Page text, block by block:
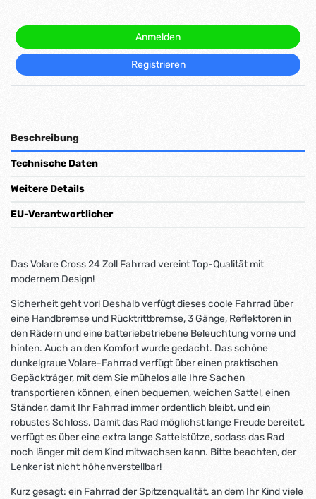
Anmelden
Registrieren
Beschreibung
Technische Daten
Weitere Details
EU-Verantwortlicher
Das Volare Cross 24 Zoll Fahrrad vereint Top-Qualität mit
modernem Design!
Sicherheit geht vor! Deshalb verfügt dieses coole Fahrrad über
eine Handbremse und Rücktrittbremse, 3 Gänge, Reflektoren in
den Rädern und eine batteriebetriebene Beleuchtung vorne und
hinten. Auch an den Komfort wurde gedacht. Das schöne
dunkelgraue Volare-Fahrrad verfügt über einen praktischen
Gepäckträger, mit dem Sie mühelos alle Ihre Sachen
transportieren können, einen bequemen, weichen Sattel, einen
Ständer, damit Ihr Fahrrad immer ordentlich bleibt, und ein
robustes Schloss. Damit das Rad möglichst lange Freude bereitet,
verfügt es über eine extra lange Sattelstütze, sodass das Rad
noch länger mit dem Kind mitwachsen kann. Bitte beachten, der
Lenker ist nicht höhenverstellbar!
Kurz gesagt: ein Fahrrad der Spitzenqualität, an dem Ihr Kind viele